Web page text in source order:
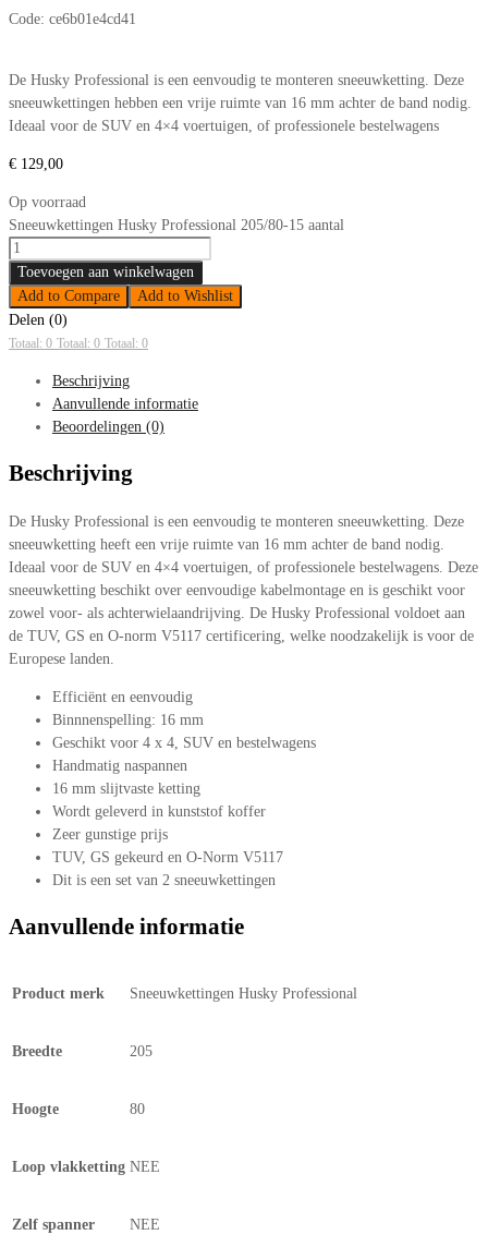
Code: ce6b01e4cd41
De Husky Professional is een eenvoudig te monteren sneeuwketting. Deze
sneeuwkettingen hebben een vrije ruimte van 16 mm achter de band nodig.
Ideaal voor de SUV en 4×4 voertuigen, of professionele bestelwagens
€ 129,00
Op voorraad
Sneeuwkettingen Husky Professional 205/80-15 aantal
Toevoegen aan winkelwagen
Add to Compare
Add to Wishlist
Delen (0)
Totaal: 0 Totaal: 0 Totaal: 0
Beschrijving
Aanvullende informatie
Beoordelingen (0)
Beschrijving
De Husky Professional is een eenvoudig te monteren sneeuwketting. Deze
sneeuwketting heeft een vrije ruimte van 16 mm achter de band nodig.
Ideaal voor de SUV en 4×4 voertuigen, of professionele bestelwagens. Deze
sneeuwketting beschikt over eenvoudige kabelmontage en is geschikt voor
zowel voor- als achterwielaandrijving. De Husky Professional voldoet aan
de TUV, GS en O-norm V5117 certificering, welke noodzakelijk is voor de
Europese landen.
Efficiënt en eenvoudig
Binnnenspelling: 16 mm
Geschikt voor 4 x 4, SUV en bestelwagens
Handmatig naspannen
16 mm slijtvaste ketting
Wordt geleverd in kunststof koffer
Zeer gunstige prijs
TUV, GS gekeurd en O-Norm V5117
Dit is een set van 2 sneeuwkettingen
Aanvullende informatie
Product merk Sneeuwkettingen Husky Professional
Breedte 205
Hoogte 80
Loop vlakketting NEE
Zelf spanner NEE